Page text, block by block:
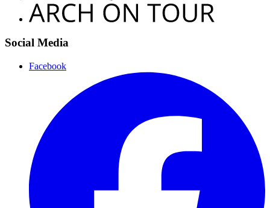
Social Media
Facebook